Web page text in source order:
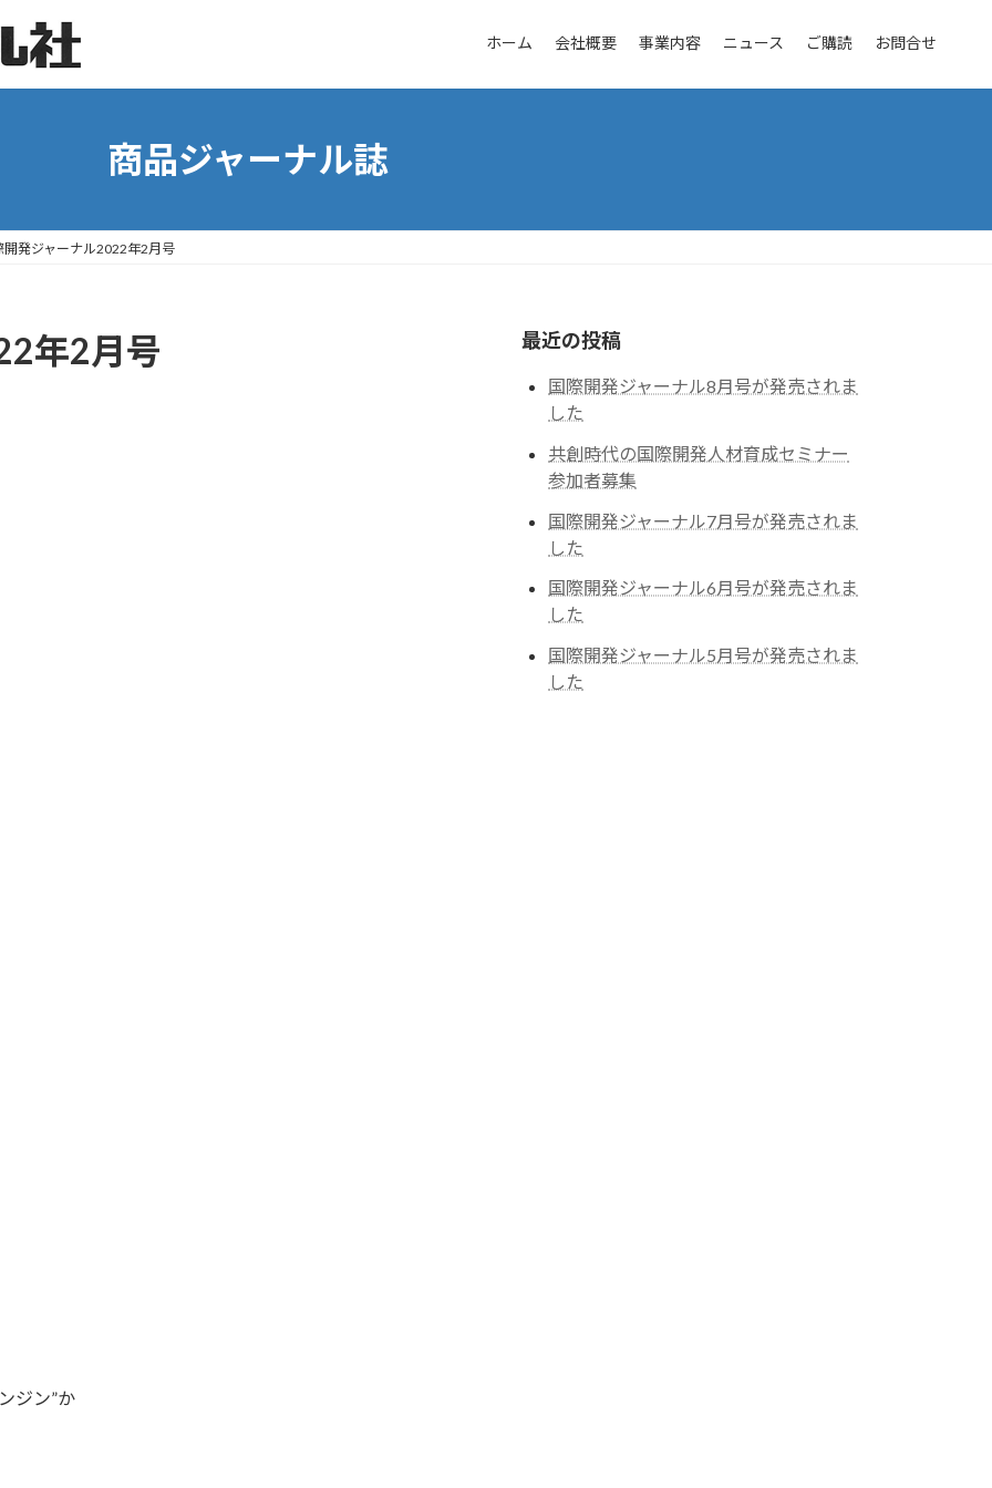
ホーム 会社概要 事業内容 ニュース ご購読 お問合せ
商品ジャーナル誌
開発ジャーナル2022年2月号
年2月号
ジン”か
最近の投稿
国際開発ジャーナル8月号が発売されま
した
共創時代の国際開発人材育成セミナー
参加者募集
国際開発ジャーナル7月号が発売されま
した
国際開発ジャーナル6月号が発売されま
した
国際開発ジャーナル5月号が発売されま
した